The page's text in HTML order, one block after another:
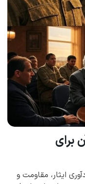
برای
ایثار، مقاومت و